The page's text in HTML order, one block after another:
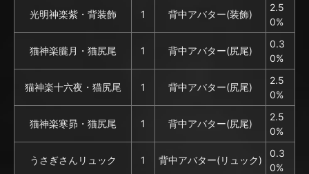
光明神楽紫・背装飾 1 背中アバター(装飾)
2.5
0%
猫神楽朧月・猫尻尾 1 背中アバター(尻尾)
0.3
0%
猫神楽十六夜・猫尻尾 1 背中アバター(尻尾)
2.5
0%
猫神楽寒昴・猫尻尾 1 背中アバター(尻尾)
2.5
0%
うさぎさんリュック 1 背中アバター(リュック)
0.3
0%